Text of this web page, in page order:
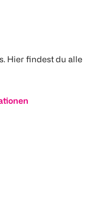
Hier findest du alle